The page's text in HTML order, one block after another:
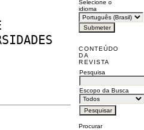
Selecione o
idioma
CONTEÚDO
DA
REVISTA
Pesquisa
Escopo da Busca
Procurar